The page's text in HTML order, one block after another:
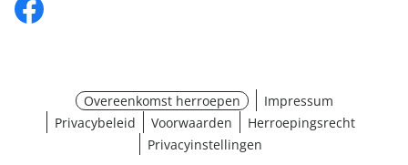
Overeenkomst herroepen
Impressum
Privacybeleid
Voorwaarden
Herroepingsrecht
Privacyinstellingen